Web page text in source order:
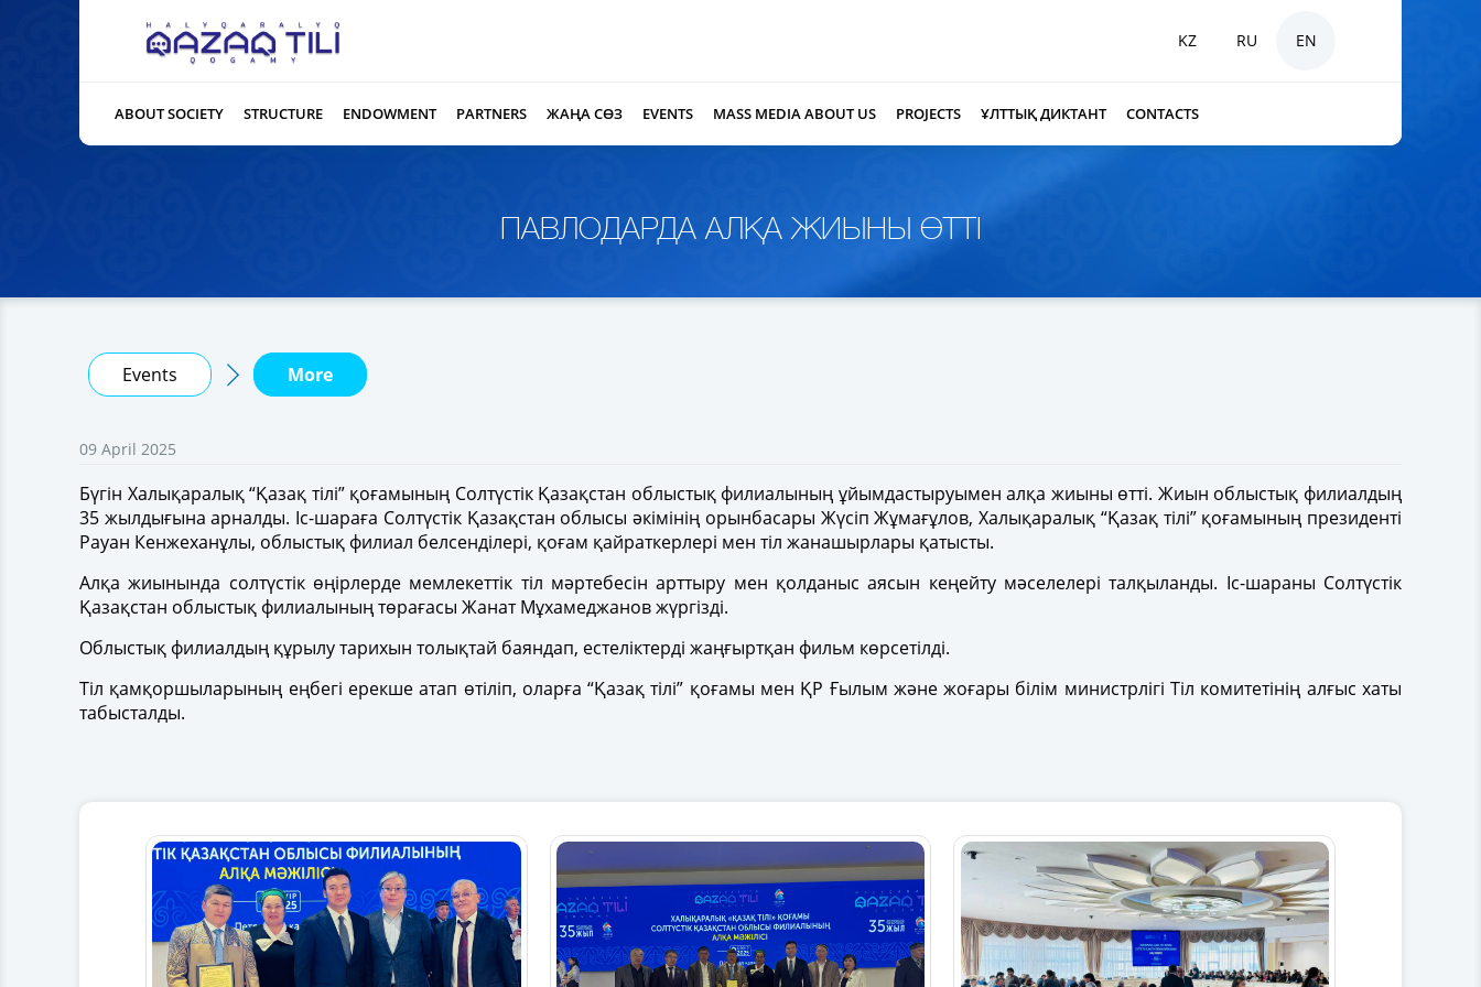
KZ RU EN
ABOUT SOCIETY STRUCTURE ENDOWMENT PARTNERS ЖАҢА СӨЗ EVENTS MASS MEDIA ABOUT US PROJECTS ҰЛТТЫҚ ДИКТАНТ CONTACTS
ПАВЛОДАРДА АЛҚА ЖИЫНЫ ӨТТІ
Events More
09 April 2025
Бүгін Халықаралық “Қазақ тілі” қоғамының Солтүстік Қазақстан облыстық филиалының ұйымдастыруымен алқа жиыны өтті. Жиын облыстық филиалдың
35 жылдығына арналды. Іс-шараға Солтүстік Қазақстан облысы әкімінің орынбасары Жүсіп Жұмағұлов, Халықаралық “Қазақ тілі” қоғамының президенті
Рауан Кенжеханұлы, облыстық филиал белсенділері, қоғам қайраткерлері мен тіл жанашырлары қатысты.
Алқа жиынында солтүстік өңірлерде мемлекеттік тіл мәртебесін арттыру мен қолданыс аясын кеңейту мәселелері талқыланды. Іс-шараны Солтүстік
Қазақстан облыстық филиалының төрағасы Жанат Мұхамеджанов жүргізді.
Облыстық филиалдың құрылу тарихын толықтай баяндап, естеліктерді жаңғыртқан фильм көрсетілді.
Тіл қамқоршыларының еңбегі ерекше атап өтіліп, оларға “Қазақ тілі” қоғамы мен ҚР Ғылым және жоғары білім министрлігі Тіл комитетінің алғыс хаты
табысталды.